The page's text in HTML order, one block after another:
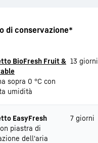
di conservazione*
BioFresh Fruit &
sopra 0 °C con
umidità
13 giorni
EasyFresh
piastra di
dell'aria
7 giorni